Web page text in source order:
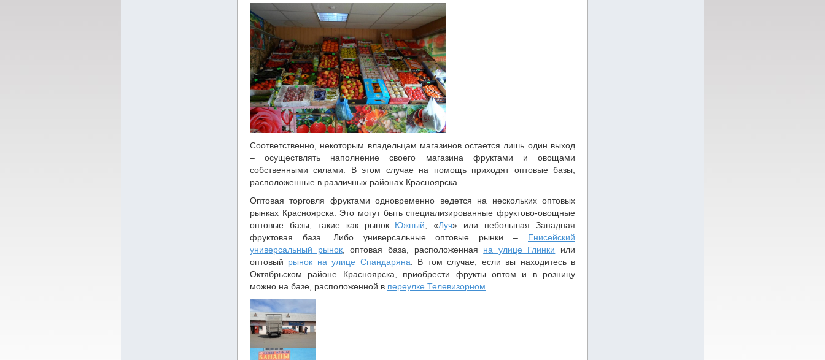
Соответственно, некоторым владельцам магазинов остается лишь один выход
– осуществлять наполнение своего магазина фруктами и овощами
собственными силами. В этом случае на помощь приходят оптовые базы,
расположенные в различных районах Красноярска.
Оптовая торговля фруктами одновременно ведется на нескольких оптовых
рынках Красноярска. Это могут быть специализированные фруктово-овощные
оптовые базы, такие как рынок Южный , «Луч» или небольшая Западная
фруктовая база. Либо универсальные оптовые рынки – Енисейский
универсальный рынок, оптовая база, расположенная на улице Глинки или
оптовый рынок на улице Спандаряна . В том случае, если вы находитесь в
Октябрьском районе Красноярска, приобрести фрукты оптом и в розницу
можно на базе, расположенной в переулке Телевизорном